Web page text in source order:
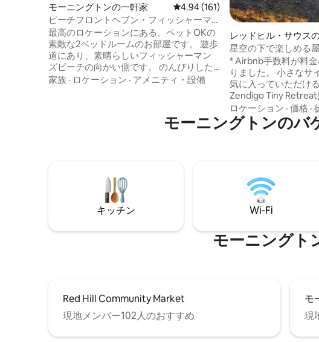
モーニングトンの一軒家 レビュー161件、5つ星中4.94つ星
4.94 (161)
ビーチフロントヘブン・フィッシャーマ
ンズビーチ・モーニントン
最高のロケーションにある、ペットOKの
素敵な2ベッドルームのお部屋です。 遊歩
道にあり、素晴らしいフィッシャーマン
ズビーチの向かい側です。 のんびりした
り、水泳をしたり、あらゆるウォーター
トリート、公園、ショップ、素晴らしい
たはフランクストンへ行くことができま
す。 ID：63880
家族 · ロケーション · アメニティ・設備
レッドヒル・サウス
ーハウス
星空の下で楽しめる
らしい小さなお家
* Airbnb手数料が料
りました。 小さなサ
気に入っていただけ
Zendigo Tiny Retreat
ーのパノラマビュー
な演出で、滞在をさ
ます。 プライベートデッキで温かいお風
ター、国際的なワイ
品」を提供するハッ
で徒歩圏内です。ビ
岸沿いの自然エリア
ロケーション · 価格 ·
モーニングトンのバ
キッチン Wi-Fi
モーニングト
Red Hill Community Market
現地メンバー102人のおすすめ
モ
現